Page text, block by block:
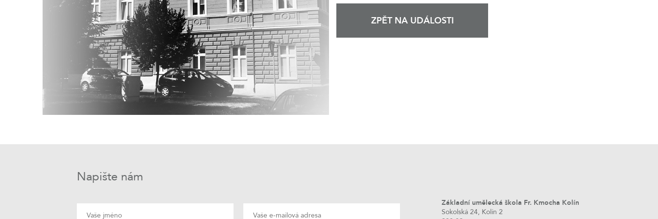
ZPĚT NA UDÁLOSTI
Napište nám
Základní umělecká škola Fr. Kmocha Kolín
Sokolská 24, Kolín 2